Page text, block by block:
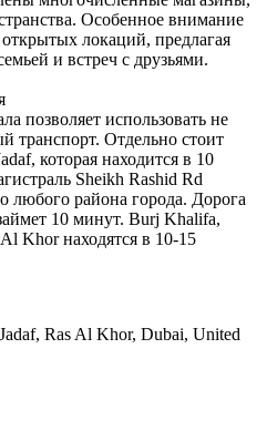
Особенное внимание
локаций, предлагая
и встреч с друзьями.
позволяет использовать не
транспорт. Отдельно стоит
которая находится в 10
Sheikh Rashid Rd
любого района города. Дорога
10 минут. Burj Khalifa,
Khor находятся в 10-15
Ras Al Khor, Dubai, United